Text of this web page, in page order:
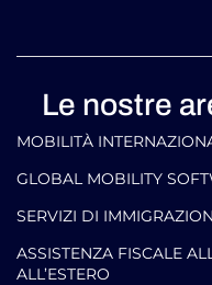
Le nostre
MOBILITÀ
GLOBAL MOBILITY
SERVIZI DI
ASSISTENZA FISCALE
ALL’ESTERO